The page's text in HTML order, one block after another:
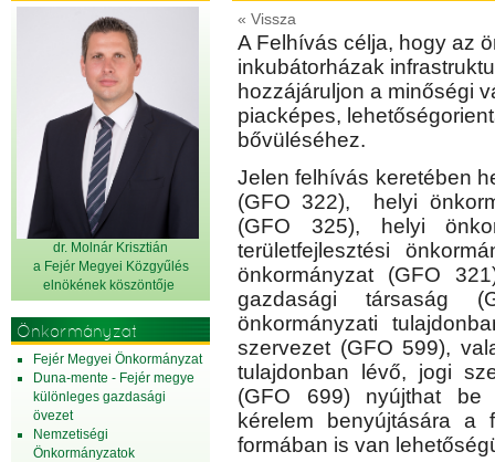
dr. Molnár Krisztián
a Fejér Megyei Közgyűlés
elnökének köszöntője
Önkormányzat
Fejér Megyei Önkormányzat
Duna-mente - Fejér megye
különleges gazdasági
övezet
Nemzetiségi
Önkormányzatok
« Vissza
A Felhívás célja, hogy az
inkubátorházak
hozzájáruljon a minőségi
piacképes,
bővüléséhez.
Jelen felhívás keretében
(GFO 322), helyi
(GFO 325), helyi
területfejlesztési
önkormányzat (GFO
gazdasági társaság
önkormányzati
szervezet (GFO 599),
tulajdonban lévő, jogi
(GFO 699) nyújthat be
kérelem benyújtására a
formában is van